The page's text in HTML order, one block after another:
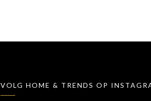
VOLG HOME & TRENDS OP